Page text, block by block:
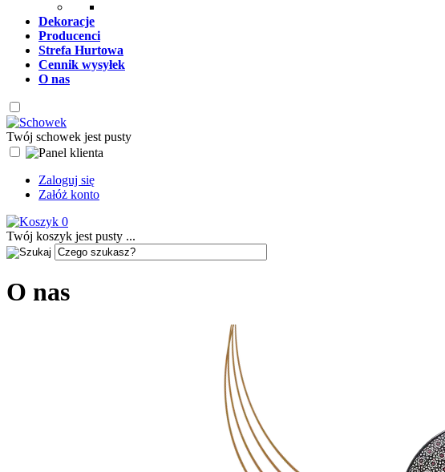
Dekoracje
Producenci
Strefa Hurtowa
Cennik wysyłek
O nas
Twój schowek jest pusty
Zaloguj się
Załóż konto
0
Twój koszyk jest pusty ...
O nas